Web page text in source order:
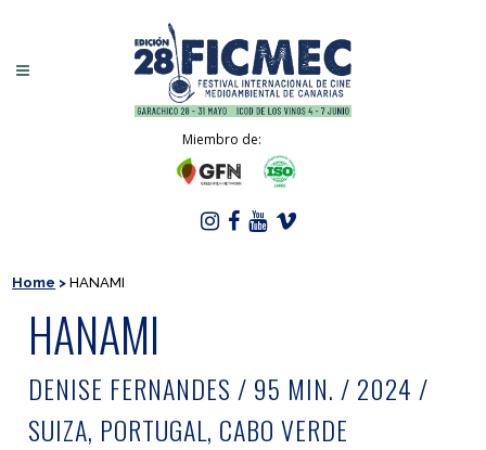
Miembro de:
Home >HANAMI
HANAMI
DENISE FERNANDES / 95 MIN. / 2024 /
SUIZA, PORTUGAL, CABO VERDE